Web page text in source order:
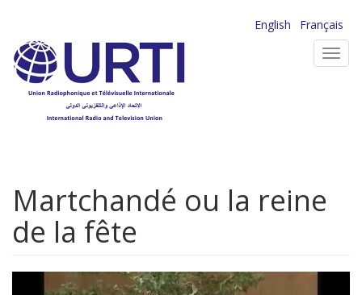
contenu
principal
English
Français
Martchandé ou la reine
de la fête